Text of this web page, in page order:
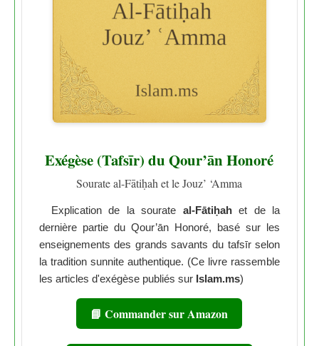
Exégèse (Tafsīr) du Qour’ān Honoré
Sourate al-Fātiḥah et le Jouz’ ‘Amma
Explication de la sourate al-Fātiḥahet de la
dernière partie du Qour’ān Honoré, basé sur les
enseignements des grands savants du tafsīr selon
la tradition sunnite authentique. (Ce livre rassemble
les articles d'exégèse publiés sur Islam.ms)
📘 Commander sur Amazon